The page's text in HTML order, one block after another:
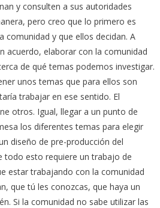
y consulten a sus autoridades
pero creo que lo primero es
comunidad y que ellos decidan. A
acuerdo, elaborar con la comunidad
de qué temas podemos investigar.
unos temas que para ellos son
trabajar en ese sentido. El
otros. Igual, llegar a un punto de
los diferentes temas para elegir
diseño de pre-producción del
todo esto requiere un trabajo de
estar trabajando con la comunidad
que tú les conozcas, que haya un
Si la comunidad no sabe utilizar las